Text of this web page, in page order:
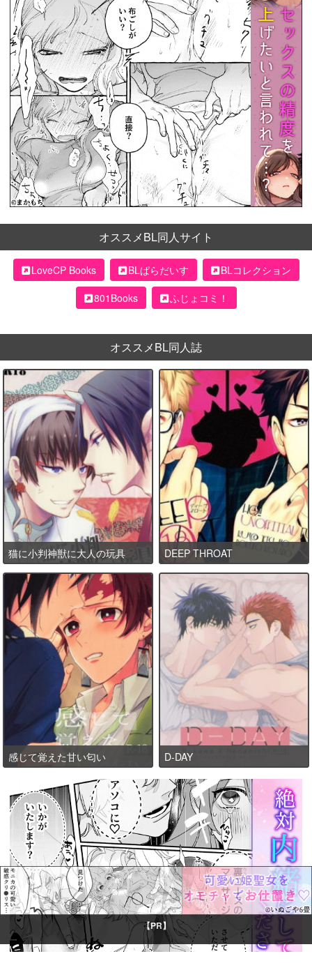
【PR】
オススメBL同人サイト
LoveCP Books BLぱらだいす
BLコレクション
801Books
ふじょコミ！
オススメBL同人誌
猫に小判神獣に大人の玩具 DEEP THROAT
感じて覚えた甘い匂い D-DAY